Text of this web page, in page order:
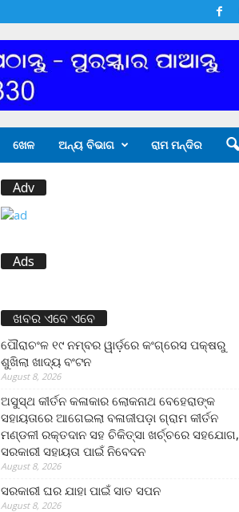
ଖେଳ ଅନ୍ୟ ବିଭାଗ ରାମ ମନ୍ଦିର
Adv
Ads
ଖବର ଏବେ ଏବେ
ପୌରାଚଂଳ ୧୯ ନମ୍ବର ୱାର୍ଡ଼ରେ କଂଗ୍ରେସ ପକ୍ଷରୁ
ଶୁଖିଲା ଖାଦ୍ୟ ବଂଟନ
August 8, 2026
ଅସୁସ୍ଥ କୀର୍ତନ କଳାକାର ଲୋକନାଥ ବେହେରାଙ୍କ
ସହାୟତାରେ ଆଗେଇଲା ବଳାଜୀପଡ଼ା ଗ୍ରାମ କୀର୍ତନ
ମଣ୍ଡଳୀ ରକ୍ତଦାନ ସହ ଚିକିତ୍ସା ଖର୍ଚ୍ଚରେ ସହଯୋଗ,
ସରକାରୀ ସହାୟତା ପାଇଁ ନିବେଦନ
August 8, 2026
ସରକାରୀ ଘର ଯାହା ପାଇଁ ସାତ ସପନ
August 8, 2026